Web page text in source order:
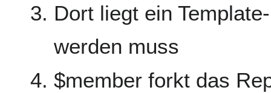
Dort liegt ein
werden muss
$member forkt das